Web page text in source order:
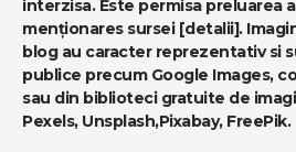
interzisa. Este permisa preluarea
menționares sursei [detalii].
blog au caracter reprezentativ si
publice precum Google Images,
sau din biblioteci gratuite de
Pexels, Unsplash,Pixabay, FreePik.